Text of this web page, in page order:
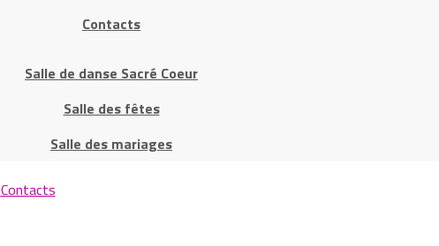
Contacts
Salle de danse Sacré Coeur
Salle des fêtes
Salle des mariages
Contacts